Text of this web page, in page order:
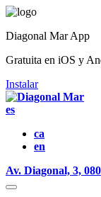
Diagonal Mar App
Gratuita en iOS y
Instalar
es
ca
en
Av. Diagonal, 3,